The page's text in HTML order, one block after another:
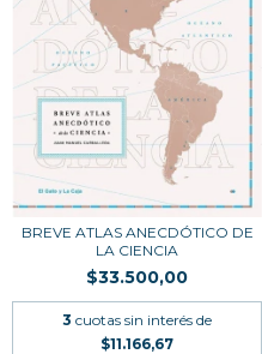
BREVE ATLAS ANECDÓTICO DE
LA CIENCIA
$33.500,00
3 cuotas sin interés de
$11.166,67